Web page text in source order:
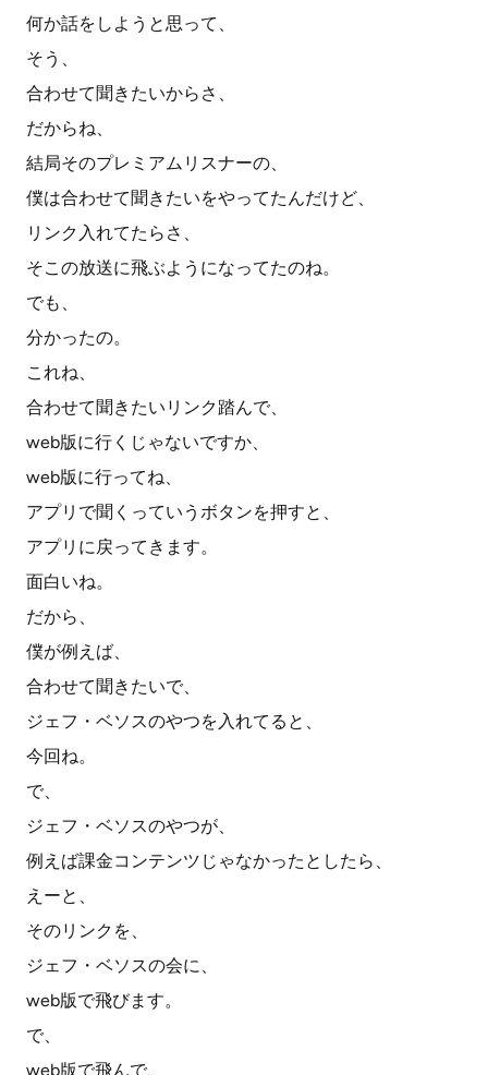
何か話をしようと思って、
そう、
合わせて聞きたいからさ、
だからね、
結局そのプレミアムリスナーの、
僕は合わせて聞きたいをやってたんだけど、
リンク入れてたらさ、
そこの放送に飛ぶようになってたのね。
でも、
分かったの。
これね、
合わせて聞きたいリンク踏んで、
web版に行くじゃないですか、
web版に行ってね、
アプリで聞くっていうボタンを押すと、
アプリに戻ってきます。
面白いね。
だから、
僕が例えば、
合わせて聞きたいで、
ジェフ・ベソスのやつを入れてると、
今回ね。
で、
ジェフ・ベソスのやつが、
例えば課金コンテンツじゃなかったとしたら、
えーと、
そのリンクを、
ジェフ・ベソスの会に、
web版で飛びます。
で、
web版で飛んで、